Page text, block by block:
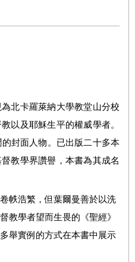
北卡羅萊納大學教堂山分校
以及耶穌生平的權威學者。
封面人物。已出版二十多本
教學界讚譽，本書為其成名
帙浩繁，但葉爾曼善於以洗
教學者望而生畏的《聖經》
舉實例的方式在本書中展示